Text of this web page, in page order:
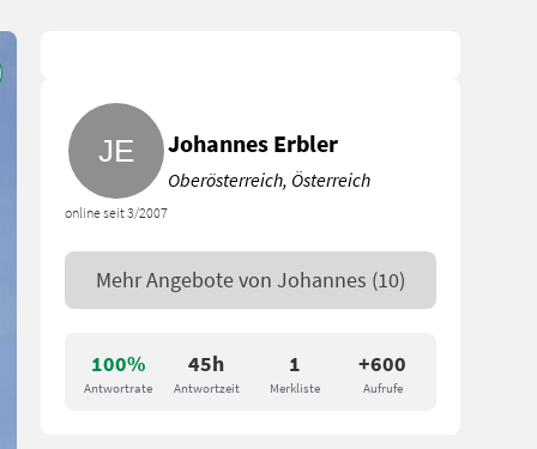
100%
Antwortrate
45h
Antwortzeit
1
Merkliste
+600
Aufrufe
online seit 3/2007
Johannes Erbler
Oberösterreich, Österreich
Mehr Angebote von Johannes (10)